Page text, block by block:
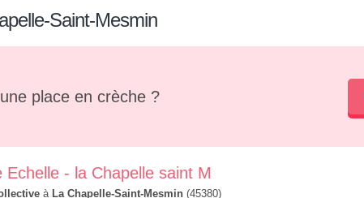
Saint-Mesmin
place en crèche ?
Echelle - la Chapelle saint M
à La Chapelle-Saint-Mesmin (45380)